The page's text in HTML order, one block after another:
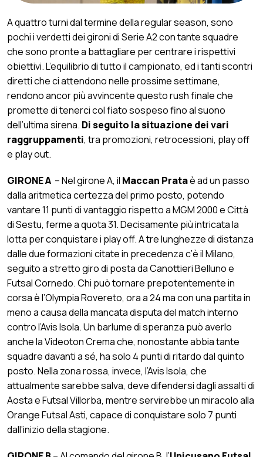
A quattro turni dal termine della regular season, sono
pochi i verdetti dei gironi di Serie A2 con tante squadre
che sono pronte a battagliare per centrare i rispettivi
obiettivi. L’equilibrio di tutto il campionato, ed i tanti scontri
diretti che ci attendono nelle prossime settimane,
rendono ancor più avvincente questo rush finale che
promette di tenerci col fiato sospeso fino al suono
dell’ultima sirena. Di seguito la situazione dei vari
raggruppamenti, tra promozioni, retrocessioni, play off
e play out.
GIRONE A – Nel girone A, il Maccan Prataè ad un passo
dalla aritmetica certezza del primo posto, potendo
vantare 11 punti di vantaggio rispetto a MGM 2000 e Città
di Sestu, ferme a quota 31. Decisamente più intricata la
lotta per conquistare i play off. A tre lunghezze di distanza
dalle due formazioni citate in precedenza c’è il Milano,
seguito a stretto giro di posta da Canottieri Belluno e
Futsal Cornedo. Chi può tornare prepotentemente in
corsa è l’Olympia Rovereto, ora a 24 ma con una partita in
meno a causa della mancata disputa del match interno
contro l’Avis Isola. Un barlume di speranza può averlo
anche la Videoton Crema che, nonostante abbia tante
squadre davanti a sé, ha solo 4 punti di ritardo dal quinto
posto. Nella zona rossa, invece, l’Avis Isola, che
attualmente sarebbe salva, deve difendersi dagli assalti di
Aosta e Futsal Villorba, mentre servirebbe un miracolo alla
Orange Futsal Asti, capace di conquistare solo 7 punti
dall’inizio della stagione.